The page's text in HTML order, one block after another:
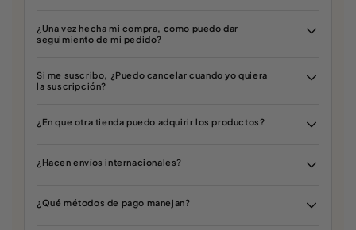
¿Una vez hecha mi compra, como puedo dar
seguimiento de mi pedido?
Si me suscribo, ¿Puedo cancelar cuando yo quiera
la suscripción?
¿En que otra tienda puedo adquirir los productos?
¿Hacen envíos internacionales?
¿Qué métodos de pago manejan?